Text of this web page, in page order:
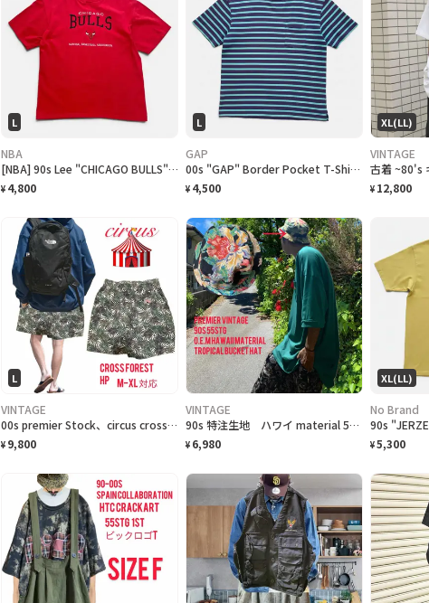
L
NBA
[NBA] 90s Lee "CHICAGO BULLS" embroidered Logo T-Shirt シカゴブルズ Tシャツ [L]
¥ 4,800
L
GAP
00s "GAP" Border Pocket T-Shirts ギャップ ボーダー ポケットTシャツ [L]
¥ 4,500
XL(LL)
VINTAGE
¥ 12,800
L
VINTAGE
00s premier Stock、circus cross ForestHP
¥ 9,800
VINTAGE
90s 特注生地 ハワイ material 55so.e.m バケハトロピカル
¥ 6,980
XL(LL)
No Brand
¥5,300